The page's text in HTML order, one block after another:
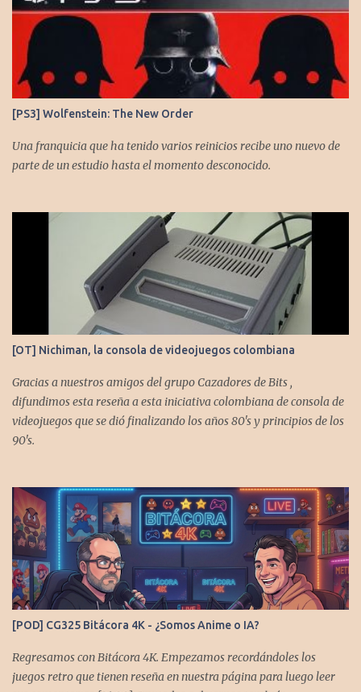
[PS3] Wolfenstein: The New Order
Una franquicia que ha tenido varios reinicios recibe uno nuevo de
parte de un estudio hasta el momento desconocido.
[OT] Nichiman, la consola de videojuegos colombiana
Gracias a nuestros amigos del grupo Cazadores de Bits ,
difundimos esta reseña a esta iniciativa colombiana de consola de
videojuegos que se dió finalizando los años 80's y principios de los
90's.
[POD] CG325 Bitácora 4K - ¿Somos Anime o IA?
Regresamos con Bitácora 4K. Empezamos recordándoles los
juegos retro que tienen reseña en nuestra página para luego leer